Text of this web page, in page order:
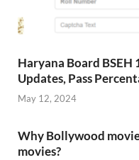
Haryana Board
Updates, Pass
May 12, 2024
Why Bollywood
movies?